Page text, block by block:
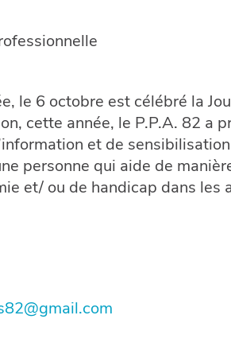
le 6 octobre est célébré la
cette année, le P.P.A. 82 a
et de
personne qui aide de
et/ ou de handicap dans les